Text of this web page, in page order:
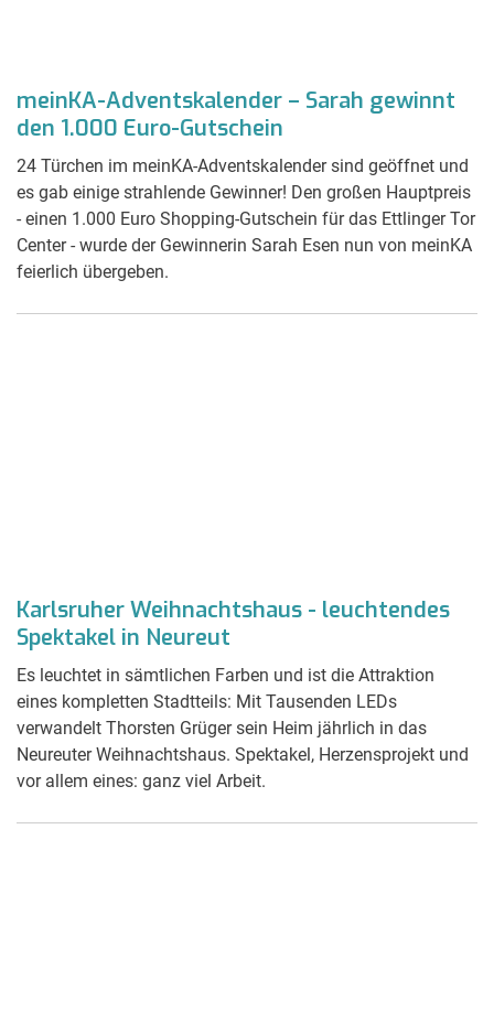
meinKA-Adventskalender – Sarah gewinnt
den 1.000 Euro-Gutschein
24 Türchen im meinKA-Adventskalender sind geöffnet und
es gab einige strahlende Gewinner! Den großen Hauptpreis
- einen 1.000 Euro Shopping-Gutschein für das Ettlinger Tor
Center - wurde der Gewinnerin Sarah Esen nun von meinKA
feierlich übergeben.
Karlsruher Weihnachtshaus - leuchtendes
Spektakel in Neureut
Es leuchtet in sämtlichen Farben und ist die Attraktion
eines kompletten Stadtteils: Mit Tausenden LEDs
verwandelt Thorsten Grüger sein Heim jährlich in das
Neureuter Weihnachtshaus. Spektakel, Herzensprojekt und
vor allem eines: ganz viel Arbeit.